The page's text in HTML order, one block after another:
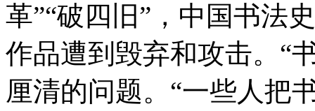
革”“破四旧”，中国书法
作品遭到毁弃和攻击。“
厘清的问题。“一些人把